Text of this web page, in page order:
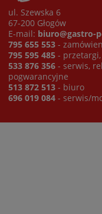
ul. Szewska 6
67-200 Głogów
E-mail: biuro@gastro-
795 655 553 -
795 595 485 -
533 876 356 - serwis,
pogwarancyjne
513 872 513 - biuro
696 019 084 - serwis/